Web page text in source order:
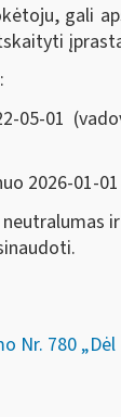
gali
05-01
2026-01-
Nr. 780